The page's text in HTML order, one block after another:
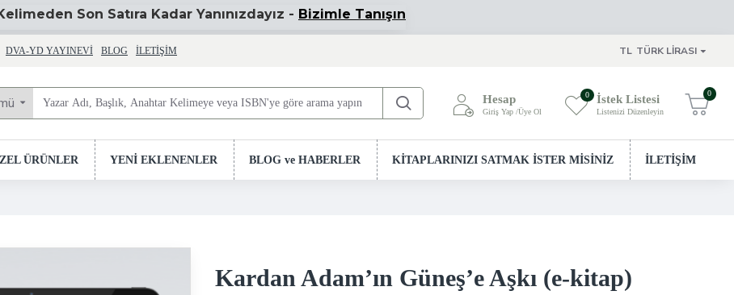
Son Satıra Kadar Yanınızdayız - Bizimle Tanışın
DVA-YD YAYINEVI BLOG İLETIŞIM TL TÜRK LIRASI
Hesap
Giriş Yap /Üye Ol
İstek Listesi
Listenizi Düzenleyin
0 0
ÜRÜNLER YENİ EKLENENLER BLOG ve HABERLER KİTAPLARINIZI SATMAK İSTER MİSİNİZ İLETİŞİM
Kardan Adam’ın Güneş’e Aşkı (e-kitap)